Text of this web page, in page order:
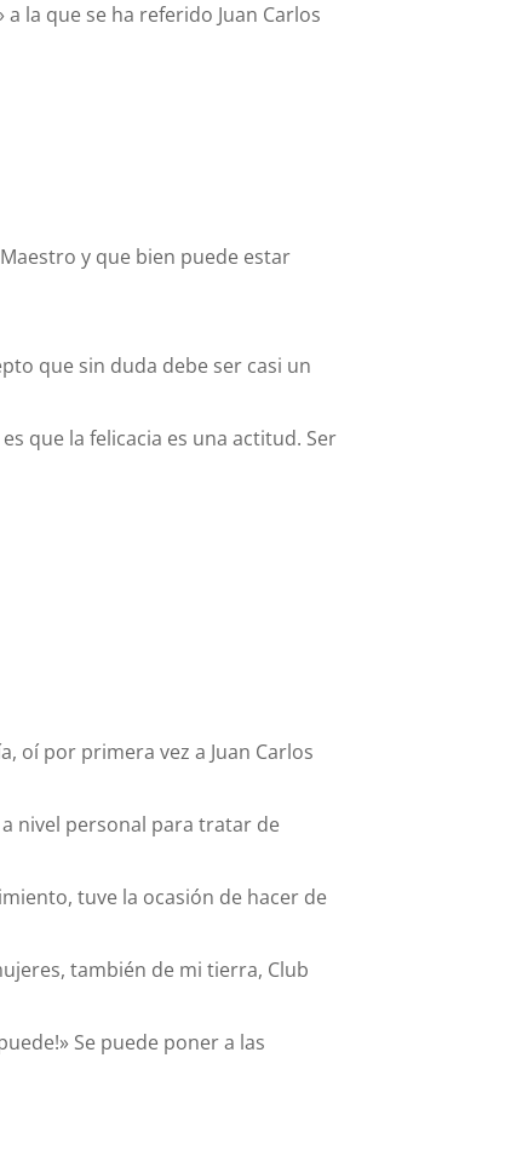
la que se ha referido Juan Carlos
y que bien puede estar
que sin duda debe ser casi un
que la felicacia es una actitud. Ser
oí por primera vez a Juan Carlos
nivel personal para tratar de
tuve la ocasión de hacer de
también de mi tierra, Club
Se puede poner a las